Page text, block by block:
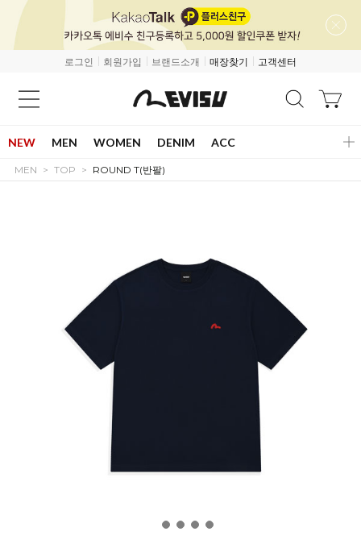
로그인 회원가입 브랜드소개 매장찾기 고객센터
NEW MEN WOMEN DENIM ACC
MEN TOP ROUND T(반팔)